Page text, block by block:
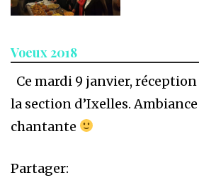
Voeux 2018
Ce mardi 9 janvier,
la section d’Ixelles.
chantante
Partager: